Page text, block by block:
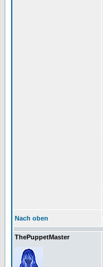
Nach oben
ThePuppetMaster